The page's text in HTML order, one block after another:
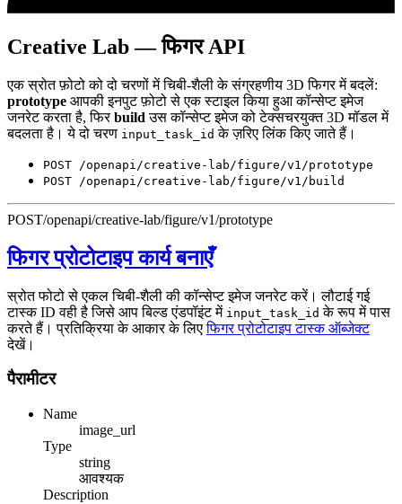
Creative Lab — फिगर API
एक स्रोत फ़ोटो को दो चरणों में चिबी-शैली के संग्रहणीय 3D फिगर में बदलें:
prototype आपकी इनपुट फ़ोटो से एक स्टाइल किया हुआ कॉन्सेप्ट इमेज
जनरेट करता है, फिरbuild उस कॉन्सेप्ट इमेज को टेक्सचरयुक्त 3D मॉडल में
बदलता है। ये दो चरण input_task_id के ज़रिए लिंक किए जाते हैं।
POST /openapi/creative-lab/figure/v1/prototype
POST /openapi/creative-lab/figure/v1/build
POST/openapi/creative-lab/figure/v1/prototype
फिगर प्रोटोटाइप कार्य बनाएँ
स्रोत फोटो से एकल चिबी-शैली की कॉन्सेप्ट इमेज जनरेट करें। लौटाई गई
टास्क ID वही है जिसे आप बिल्ड एंडपॉइंट में input_task_id के रूप में पास
करते हैं। प्रतिक्रिया के आकार के लिएफिगर प्रोटोटाइप टास्क ऑब्जेक्ट
देखें।
पैरामीटर
Name
image_url
Type
string
आवश्यक
Description